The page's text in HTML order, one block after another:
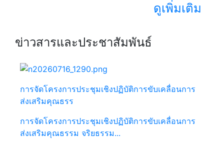
ดูเพิ่มเติม
ข่าวสารและประชาสัมพันธ์
การจัดโครงการประชุมเชิงปฏิบัติการขับเคลื่อนการ
ส่งเสริมคุณธรร
การจัดโครงการประชุมเชิงปฏิบัติการขับเคลื่อนการ
ส่งเสริมคุณธรรม จริยธรรม...